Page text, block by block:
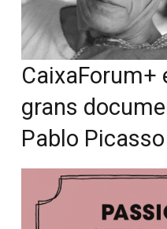
CaixaForum+
grans
Pablo